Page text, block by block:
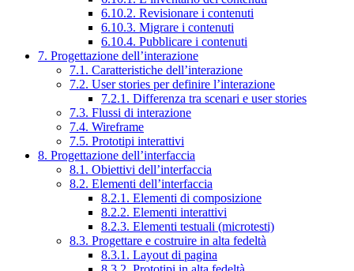
6.10.2. Revisionare i contenuti
6.10.3. Migrare i contenuti
6.10.4. Pubblicare i contenuti
7. Progettazione dell’interazione
7.1. Caratteristiche dell’interazione
7.2. User stories per definire l’interazione
7.2.1. Differenza tra scenari e user stories
7.3. Flussi di interazione
7.4. Wireframe
7.5. Prototipi interattivi
8. Progettazione dell’interfaccia
8.1. Obiettivi dell’interfaccia
8.2. Elementi dell’interfaccia
8.2.1. Elementi di composizione
8.2.2. Elementi interattivi
8.2.3. Elementi testuali (microtesti)
8.3. Progettare e costruire in alta fedeltà
8.3.1. Layout di pagina